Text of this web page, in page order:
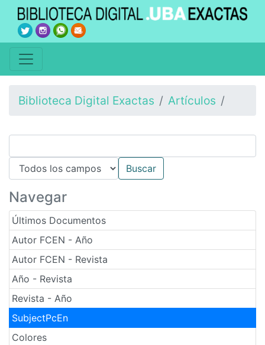
Biblioteca Digital Exactas Artículos
Navegar
Últimos Documentos
Autor FCEN - Año
Autor FCEN - Revista
Año - Revista
Revista - Año
SubjectPcEn
Colores